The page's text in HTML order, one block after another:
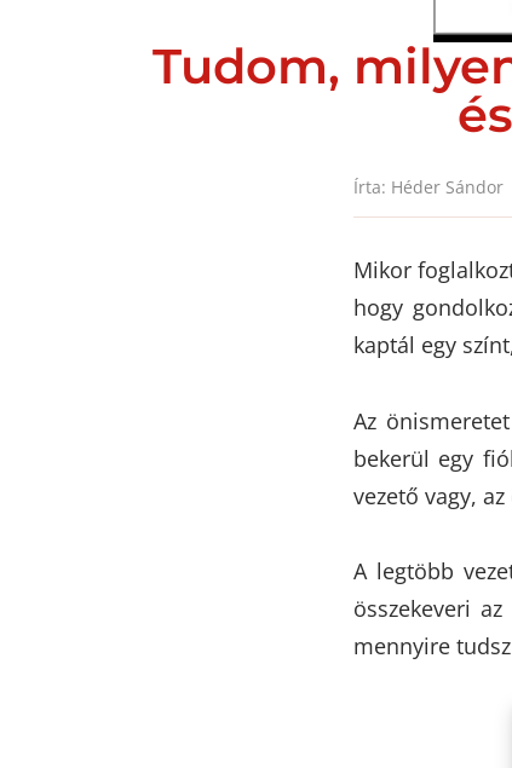
Tudom,
Írta: Héder
Mikor
hogy
kaptál egy
Az
bekerül egy
vezető vagy,
A legtöbb
összekeveri
mennyire